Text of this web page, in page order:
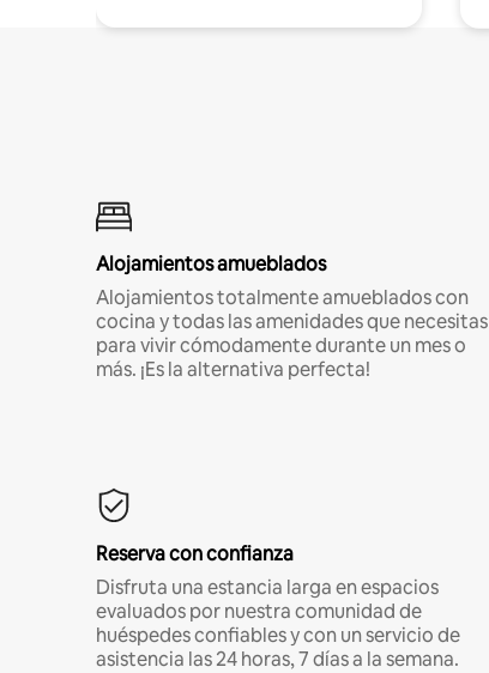
Alojamientos amueblados
Alojamientos totalmente amueblados con
cocina y todas las amenidades que necesitas
para vivir cómodamente durante un mes o
más. ¡Es la alternativa perfecta!
Reserva con confianza
Disfruta una estancia larga en espacios
evaluados por nuestra comunidad de
huéspedes confiables y con un servicio de
asistencia las 24 horas, 7 días a la semana.